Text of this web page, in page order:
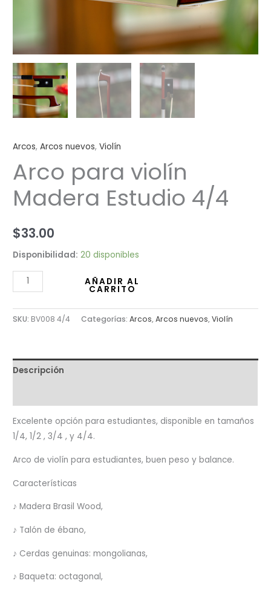
Arcos,Arcos nuevos,Violín
Arco para violín
Madera Estudio 4/4
$33.00
Disponibilidad: 20 disponibles
AÑADIR AL
CARRITO
SKU: BV008 4/4 Categorías:Arcos,Arcos nuevos,Violín
Descripción
Excelente opción para estudiantes, disponible en tamaños
1/4, 1/2 , 3/4 , y 4/4.
Arco de violín para estudiantes, buen peso y balance.
Características
♪ Madera Brasil Wood,
♪ Talón de ébano,
♪ Cerdas genuinas: mongolianas,
♪ Baqueta: octagonal,